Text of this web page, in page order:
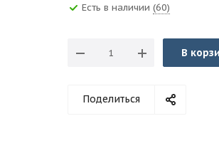
Есть в наличии (60)
В
Поделиться